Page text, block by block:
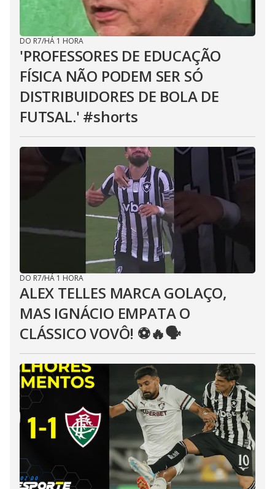
DO R7/HÁ 1 HORA
'PROFESSORES DE EDUCAÇÃO
FÍSICA NÃO PODEM SER SÓ
DISTRIBUIDORES DE BOLA DE
FUTSAL.' #shorts
DO R7/HÁ 1 HORA
ALEX TELLES MARCA GOLAÇO,
MAS IGNÁCIO EMPATA O
CLÁSSICO VOVÔ! ⚽️🔥🗣